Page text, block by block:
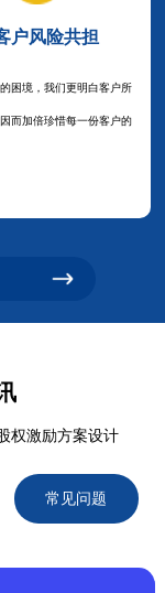
户风险共担
困境，我们更明白客户所
而加倍珍惜每一份客户的
权激励方案设计
常见问题